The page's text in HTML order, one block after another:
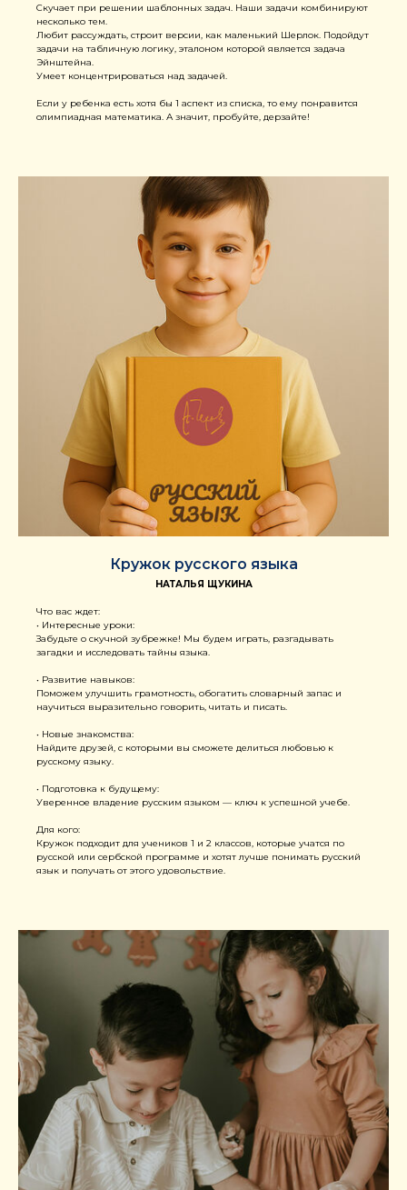
Скучает при решении шаблонных задач. Наши задачи комбинируют
несколько тем.
Любит рассуждать, строит версии, как маленький Шерлок. Подойдут
задачи на табличную логику, эталоном которой является задача
Эйнштейна.
Умеет концентрироваться над задачей.
Если у ребенка есть хотя бы 1 аспект из списка, то ему понравится
олимпиадная математика. А значит, пробуйте, дерзайте!
Кружок русского языка
НАТАЛЬЯ ЩУКИНА
Что вас ждет:
• Интересные уроки:
Забудьте о скучной зубрежке! Мы будем играть, разгадывать
загадки и исследовать тайны языка.
• Развитие навыков:
Поможем улучшить грамотность, обогатить словарный запас и
научиться выразительно говорить, читать и писать.
• Новые знакомства:
Найдите друзей, с которыми вы сможете делиться любовью к
русскому языку.
• Подготовка к будущему:
Уверенное владение русским языком — ключ к успешной учебе.
Для кого:
Кружок подходит для учеников 1 и 2 классов, которые учатся по
русской или сербской программе и хотят лучше понимать русский
язык и получать от этого удовольствие.